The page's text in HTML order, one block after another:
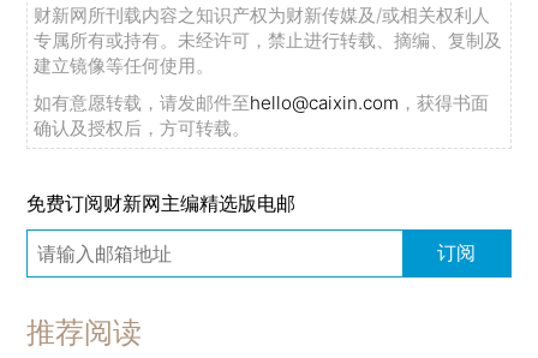
财新网所刊载内容之知识产权为财新传媒及/或相关权利人
专属所有或持有。未经许可，禁止进行转载、摘编、复制及
建立镜像等任何使用。
如有意愿转载，请发邮件至hello@caixin.com ，获得书面
确认及授权后，方可转载。
免费订阅财新网主编精选版电邮
订阅
推荐阅读